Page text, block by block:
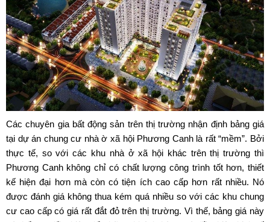
Các chuyên gia bất động sản trên thị trường nhận định bảng giá
tại dự án chung cư nhà ờ xã hội Phương Canhlà rất “mềm”. Bởi
thực tế, so với các khu nhà ở xã hội khác trên thị trường thì
Phương Canh không chỉ có chất lượng công trình tốt hơn, thiết
kế hiện đại hơn mà còn có tiện ích cao cấp hơn rất nhiều. Nó
được đánh giá không thua kém quá nhiều so với các khu chung
cư cao cấp có giá rất đắt đỏ trên thị trường. Vì thế, bảng giá này